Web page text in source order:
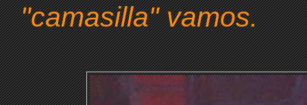
"camasilla" vamos.